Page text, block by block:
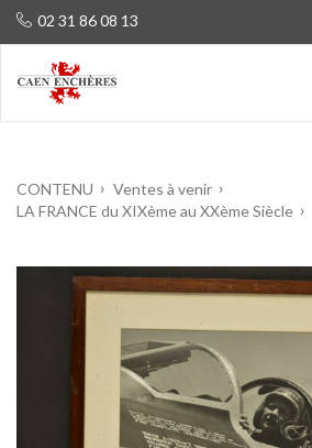
02 31 86 08 13
CONTENU
Ventes à venir
LA FRANCE du XIXème au XXème Siècle